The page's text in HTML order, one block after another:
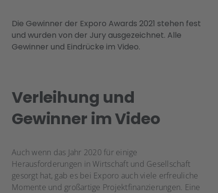
Die Gewinner der Exporo Awards 2021 stehen fest
und wurden von der Jury ausgezeichnet. Alle
Gewinner und Eindrücke im Video.
Verleihung und
Gewinner im Video
Auch wenn das Jahr 2020 für einige
Herausforderungen in Wirtschaft und Gesellschaft
gesorgt hat, gab es bei Exporo auch viele erfreuliche
Momente und großartige Projektfinanzierungen. Eine